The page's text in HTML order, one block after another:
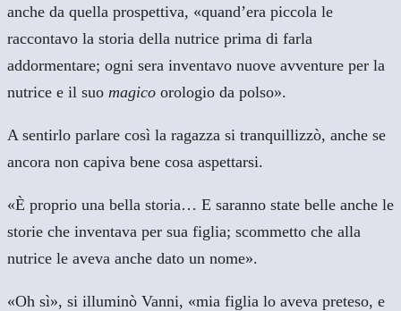
anche da quella prospettiva, «quand’era piccola le
raccontavo la storia della nutrice prima di farla
addormentare; ogni sera inventavo nuove avventure per la
nutrice e il suo magico orologio da polso».
A sentirlo parlare così la ragazza si tranquillizzò, anche se
ancora non capiva bene cosa aspettarsi.
«È proprio una bella storia… E saranno state belle anche le
storie che inventava per sua figlia; scommetto che alla
nutrice le aveva anche dato un nome».
«Oh sì», si illuminò Vanni, «mia figlia lo aveva preteso, e